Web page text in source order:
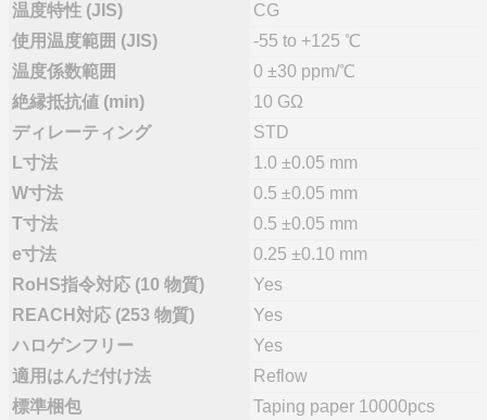
温度特性 (JIS)
CG
使用温度範囲 (JIS)
-55 to +125 ℃
温度係数範囲
0 ±30 ppm/℃
絶縁抵抗値 (min)
10 GΩ
ディレーティング
STD
L寸法
1.0 ±0.05 mm
W寸法
0.5 ±0.05 mm
T寸法
0.5 ±0.05 mm
e寸法
0.25 ±0.10 mm
RoHS指令対応 (10 物質)
Yes
REACH対応 (253 物質)
Yes
ハロゲンフリー
Yes
適用はんだ付け法
Reflow
標準梱包
Taping paper 10000pcs